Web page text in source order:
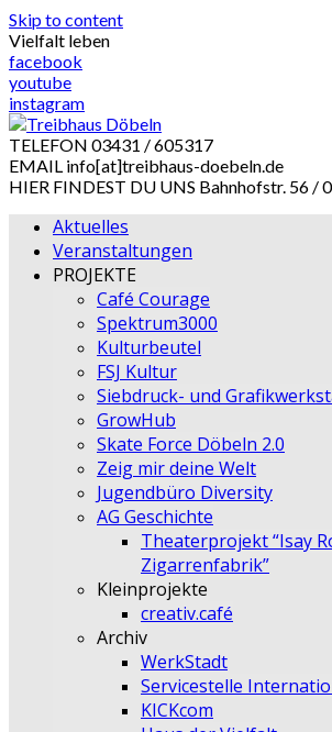
Skip to content
Vielfalt leben
facebook
youtube
instagram
TELEFON 03431 / 605317
EMAIL info[at]treibhaus-doebeln.de
HIER FINDEST DU UNS Bahnhofstr. 56 /
Aktuelles
Veranstaltungen
PROJEKTE
Café Courage
Spektrum3000
Kulturbeutel
FSJ Kultur
Siebdruck- und
GrowHub
Skate Force Döbeln 2.0
Zeig mir deine Welt
Jugendbüro Diversity
AG Geschichte
Theaterprojekt “Isay
Zigarrenfabrik”
Kleinprojekte
creativ.café
Archiv
WerkStadt
Servicestelle
KICKcom